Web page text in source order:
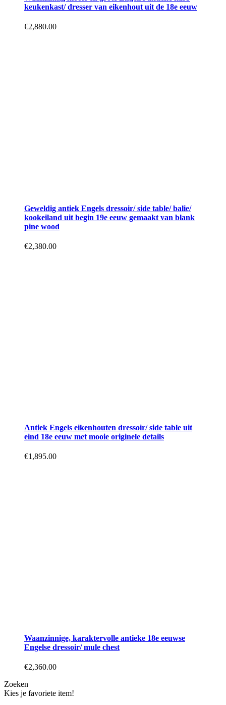
keukenkast/ dresser van eikenhout uit de 18e eeuw
€2,880.00
Geweldig antiek Engels dressoir/ side table/ balie/
kookeiland uit begin 19e eeuw gemaakt van blank
pine wood
€2,380.00
Antiek Engels eikenhouten dressoir/ side table uit
eind 18e eeuw met mooie originele details
€1,895.00
Waanzinnige, karaktervolle antieke 18e eeuwse
Engelse dressoir/ mule chest
€2,360.00
Zoeken
Kies je favoriete item!